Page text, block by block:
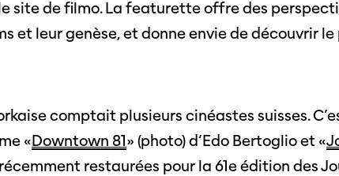
site de filmo. La featurette offre des
et leur genèse, et donne envie de découvrir
comptait plusieurs cinéastes suisses.
«Downtown 81» (photo) d’Edo Bertoglio et «
restaurées pour la 61e édition des